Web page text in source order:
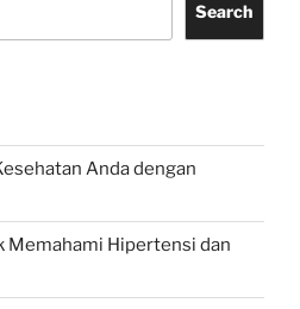
Search
Anda dengan
Memahami Hipertensi dan